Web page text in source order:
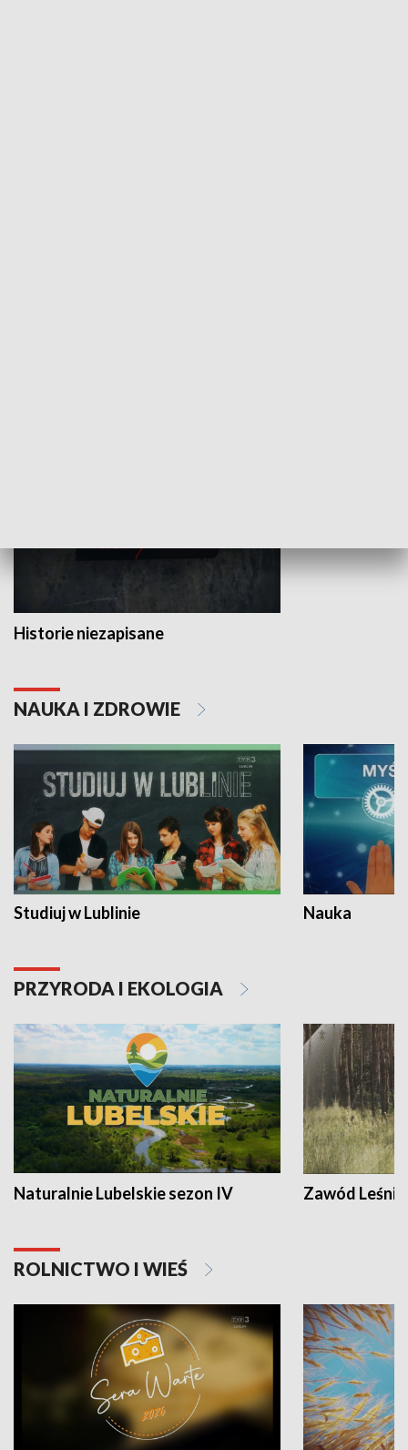
Historie niezapisane
NAUKA I ZDROWIE
Studiuj w Lublinie Nauka
PRZYRODA I EKOLOGIA
Naturalnie Lubelskie sezon IV Zawód Leśnik
ROLNICTWO I WIEŚ